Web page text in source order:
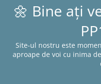
🌼 Bine ați
Site-ul nostru este
aproape de voi cu inima